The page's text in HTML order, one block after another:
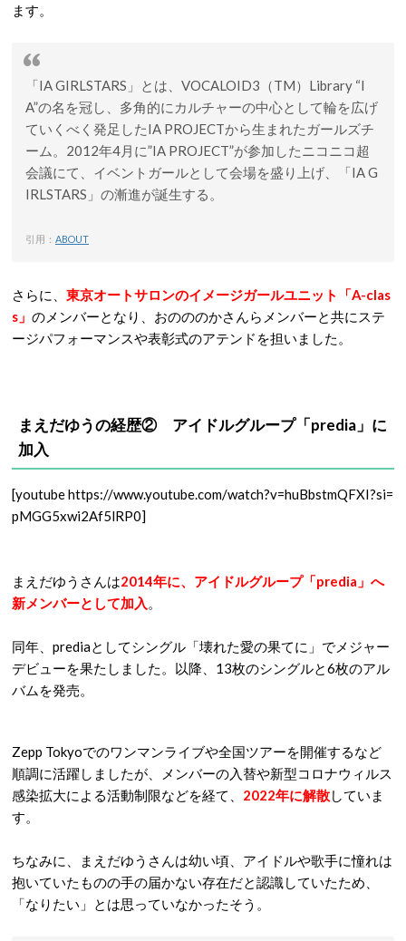
ます。
「IA GIRLSTARS」とは、VOCALOID3（TM）Library “I
A”の名を冠し、多角的にカルチャーの中心として輪を広げ
ていくべく発足したIA PROJECTから生まれたガールズチ
ーム。2012年4月に”IA PROJECT”が参加したニコニコ超
会議にて、イベントガールとして会場を盛り上げ、「IA G
IRLSTARS」の漸進が誕生する。
引用： ABOUT
さらに、 東京オートサロンのイメージガールユニット「A-clas
s」 のメンバーとなり、おのののかさんらメンバーと共にステ
ージパフォーマンスや表彰式のアテンドを担いました。
まえだゆうの経歴② アイドルグループ「predia」に
加入
[youtube https://www.youtube.com/watch?v=huBbstmQFXI?si=
pMGG5xwi2Af5lRP0]
まえだゆうさんは2014年に、アイドルグループ「predia」へ
新メンバーとして加入 。
同年、prediaとしてシングル「壊れた愛の果てに」でメジャー
デビューを果たしました。以降、13枚のシングルと6枚のアル
バムを発売。
Zepp Tokyoでのワンマンライブや全国ツアーを開催するなど
順調に活躍しましたが、メンバーの入替や新型コロナウィルス
感染拡大による活動制限などを経て、 2022年に解散していま
す。
ちなみに、まえだゆうさんは幼い頃、アイドルや歌手に憧れは
抱いていたものの手の届かない存在だと認識していたため、
「なりたい」とは思っていなかったそう。